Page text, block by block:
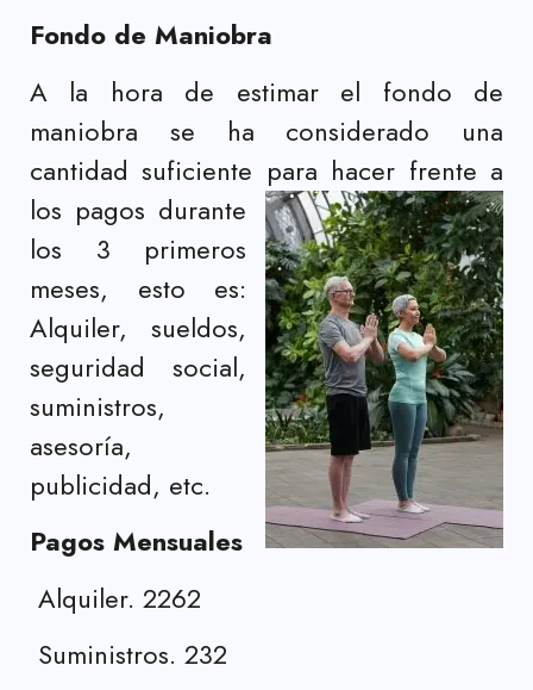
Fondo de Maniobra
A la hora de estimar el fondo de
maniobra se ha considerado una
cantidad suficiente para hacer frente a
los pagos durante
los 3 primeros
meses, esto es:
Alquiler, sueldos,
seguridad social,
suministros,
asesoría,
publicidad, etc.
Pagos Mensuales
Alquiler. 2262
Suministros. 232